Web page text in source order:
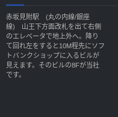
赤坂見附駅 (丸の内線/銀座
線) 山王下方面改札を出て右側
のエレベータで地上外へ。降り
て回れ左をすると10M程先にソフ
トバンクショップに入るビルが
見えます。そのビルの8Fが当社
です。